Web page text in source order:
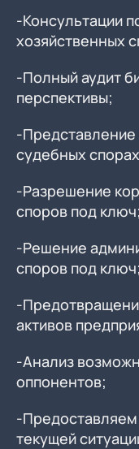
-Консультации
хозяйственных
-Полный аудит
перспективы;
-Представление
судебных
-Разрешение
споров под ключ;
-Решение
споров под ключ;
-
активов
-Анализ
оппонентов;
-
текущей